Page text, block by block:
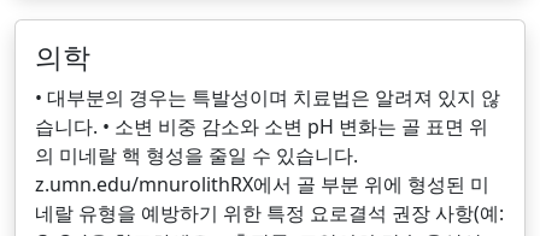
의학
• 대부분의 경우는 특발성이며 치료법은 알려져 있지 않
습니다. • 소변 비중 감소와 소변 pH 변화는 골 표면 위
의 미네랄 핵 형성을 줄일 수 있습니다.
z.umn.edu/mnurolithRX에서 골 부분 위에 형성된 미
네랄 유형을 예방하기 위한 특정 요로결석 권장 사항(예: